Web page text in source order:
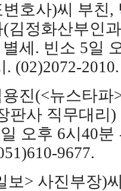
호사)씨 부친
김정화산부인
세. 빈소 5일
(02)2072-2010.
진(<뉴스타파
판사 직무대리
오후 6시40
9677.
> 사진부장)